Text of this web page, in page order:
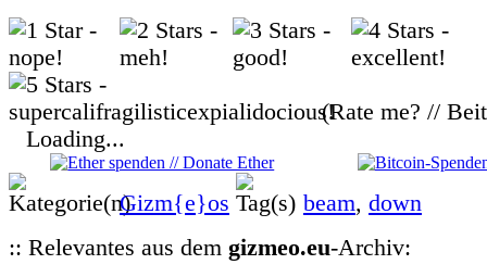
(Rate me? //
Loading...
Gizm{e}os beam, down
:: Relevantes aus dem gizmeo.eu-Archiv: